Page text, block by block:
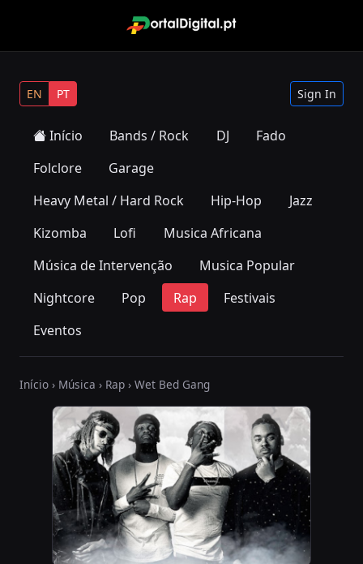
EN PT Sign In
Início Bands / Rock DJ
Fado
Folclore
Garage
Heavy Metal / Hard Rock
Hip-Hop
Jazz
Kizomba
Lofi
Musica Africana
Música de Intervenção
Musica Popular
Nightcore
Pop Rap
Festivais
Eventos
Início › Música › Rap › Wet Bed Gang